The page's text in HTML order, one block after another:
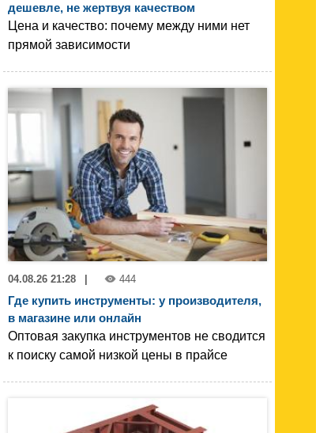
дешевле, не жертвуя качеством
Цена и качество: почему между ними нет
прямой зависимости
04.08.26 21:28 444
Где купить инструменты: у производителя,
в магазине или онлайн
Оптовая закупка инструментов не сводится
к поиску самой низкой цены в прайсе